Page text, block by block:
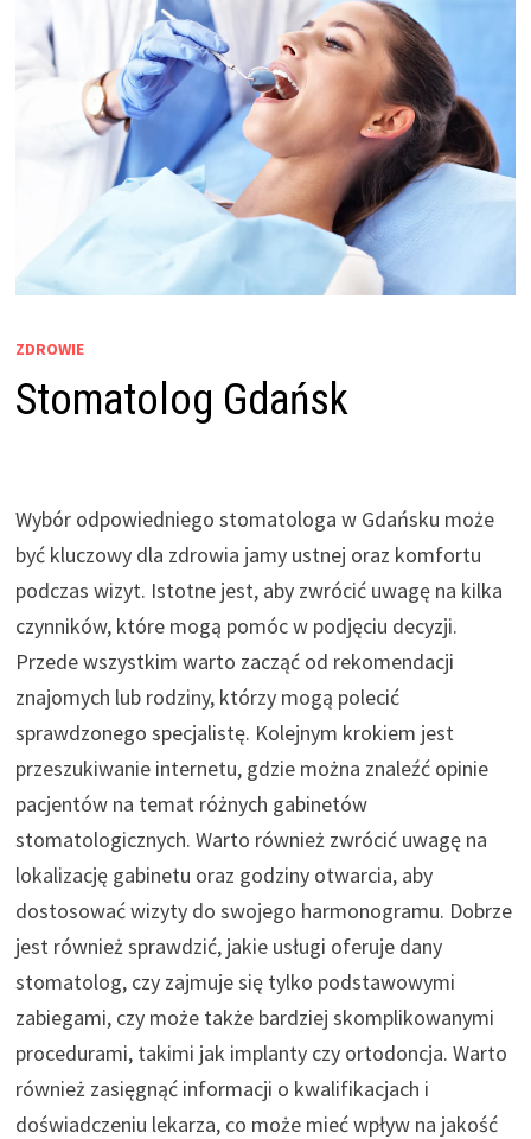
ZDROWIE
Stomatolog Gdańsk
Wybór odpowiedniego stomatologa w Gdańsku może
być kluczowy dla zdrowia jamy ustnej oraz komfortu
podczas wizyt. Istotne jest, aby zwrócić uwagę na kilka
czynników, które mogą pomóc w podjęciu decyzji.
Przede wszystkim warto zacząć od rekomendacji
znajomych lub rodziny, którzy mogą polecić
sprawdzonego specjalistę. Kolejnym krokiem jest
przeszukiwanie internetu, gdzie można znaleźć opinie
pacjentów na temat różnych gabinetów
stomatologicznych. Warto również zwrócić uwagę na
lokalizację gabinetu oraz godziny otwarcia, aby
dostosować wizyty do swojego harmonogramu. Dobrze
jest również sprawdzić, jakie usługi oferuje dany
stomatolog, czy zajmuje się tylko podstawowymi
zabiegami, czy może także bardziej skomplikowanymi
procedurami, takimi jak implanty czy ortodoncja. Warto
również zasięgnąć informacji o kwalifikacjach i
doświadczeniu lekarza, co może mieć wpływ na jakość